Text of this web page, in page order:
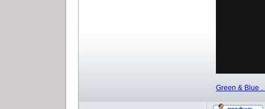
Green & Blue .